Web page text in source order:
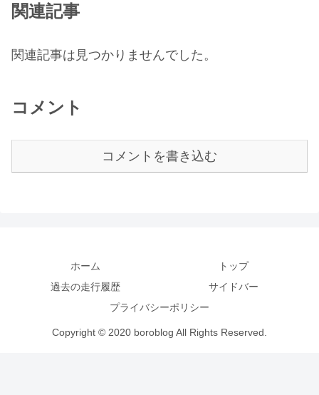
関連記事
関連記事は見つかりませんでした。
コメント
コメントを書き込む
ホーム
トップ
過去の走行履歴
サイドバー
プライバシーポリシー
Copyright © 2020 boroblog All Rights Reserved.